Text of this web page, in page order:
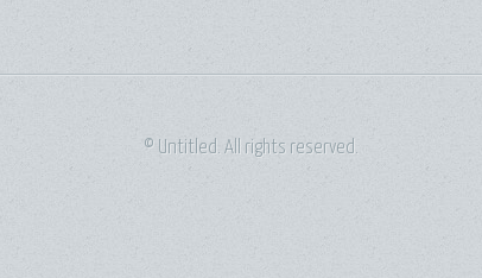
© Untitled. All rights reserved.